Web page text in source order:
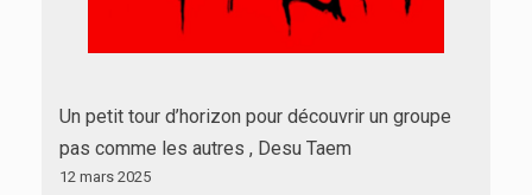
Un petit tour d’horizon pour découvrir un groupe
pas comme les autres , Desu Taem
12 mars 2025